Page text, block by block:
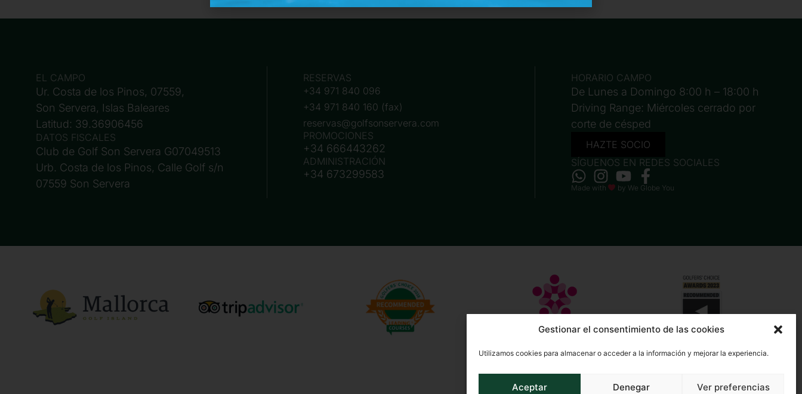
Gestionar el consentimiento de las cookies
Utilizamos cookies para almacenar o acceder a la información y mejorar la experiencia.
Aceptar Denegar Ver preferencias
EL CAMPO
Ur. Costa de los Pinos, 07559,
Son Servera, Islas Baleares
Latitud: 39.36906456
DATOS FISCALES
Club de Golf Son Servera G07049513
Urb. Costa de los Pinos, Calle Golf s/n
07559 Son Servera
RESERVAS
+34 971 840 096
+34 971 840 160 (fax)
reservas@golfsonservera.com
PROMOCIONES
+34 666443262
ADMINISTRACIÓN
+34 673299583
HORARIO CAMPO
De Lunes a Domingo 8:00 h – 18:00 h
Driving Range: Miércoles cerrado por
corte de césped
HAZTE SOCIO
SÍGUENOS EN REDES SOCIALES
Made with by We Globe You